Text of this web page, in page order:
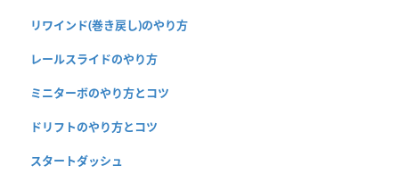
リワインド(巻き戻し)のやり方
レールスライドのやり方
ミニターボのやり方とコツ
ドリフトのやり方とコツ
スタートダッシュ